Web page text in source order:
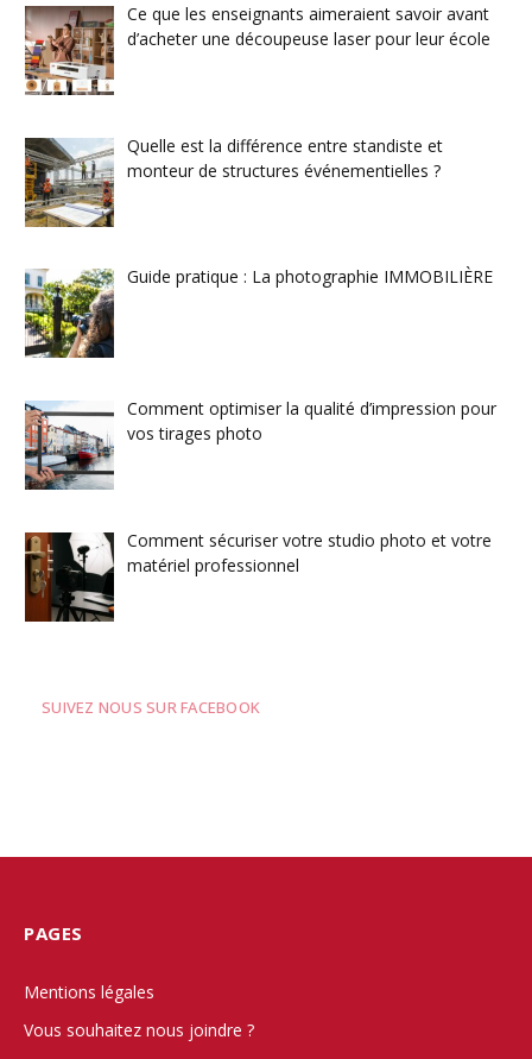
Ce que les enseignants aimeraient savoir avant
d’acheter une découpeuse laser pour leur école
Quelle est la différence entre standiste et
monteur de structures événementielles ?
Guide pratique : La photographie IMMOBILIÈRE
Comment optimiser la qualité d’impression pour
vos tirages photo
Comment sécuriser votre studio photo et votre
matériel professionnel
SUIVEZ NOUS SUR FACEBOOK
PAGES
Mentions légales
Vous souhaitez nous joindre ?